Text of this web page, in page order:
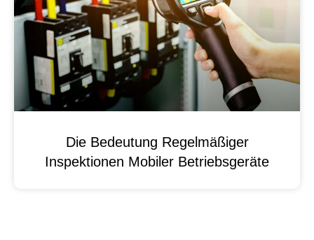
Die Bedeutung Regelmäßiger
Inspektionen Mobiler Betriebsgeräte